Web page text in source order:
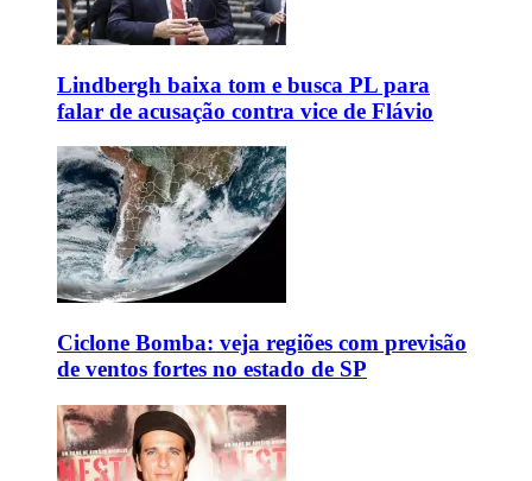
Lindbergh baixa tom e busca PL para
falar de acusação contra vice de Flávio
Ciclone Bomba: veja regiões com previsão
de ventos fortes no estado de SP